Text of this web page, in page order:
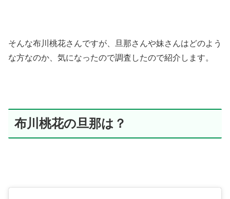
そんな布川桃花さんですが、旦那さんや妹さんはどのよう
な方なのか、気になったので調査したので紹介します。
布川桃花の旦那は？